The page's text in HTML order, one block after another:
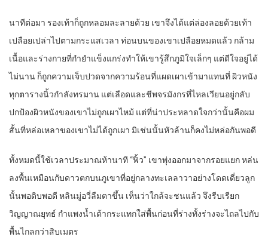
นาทีต่อมา รองเท้าก็ถูกหลอมละลายด้วย เขาจึงได้แต่ล่องลอยด้วยเท้า
เปลือยเปล่าไปตามกระแสเวลา ท่อนบนของเขาเปลือยหมดแล้ว กล้าม
เนื้อและร่างกายที่กำยำแข็งแกร่งทำให้เขารู้สึกภูมิใจเล็กๆ แต่ดีใจอยู่ได้
ไม่นาน ก็ถูกความเจ็บปวดจากความร้อนที่แผดเผาเข้ามาแทนที่ ผิวหนัง
ทุกตารางนิ้วกำลังทรมาน แต่เลือดและชีพจรมังกรที่ไหลเวียนอยู่กลับ
ปกป้องผิวหนังของเขาไม่ถูกเผาไหม้ แต่ที่น่าประหลาดใจกว่านั้นคือผม
สั้นที่หล่อเหลาของเขาไม่ได้ถูกเผา มิเช่นนั้นหัวล้านก็คงไม่หล่อกันพอดี
ทั้งหมดนี้ใช้เวลาประมาณห้านาที “ฟิ้ว” เขาพุ่งออกมาจากรอยแยก หล่น
ลงพื้นเหมือนกับดาวตกบนภูเขาที่อยู่กลางทะเลลาวาอย่างโดดเดี่ยวลูก
นั้นพอดิบพอดี หลินมู่อวี่ลืมตาขึ้น เห็นว่าใกล้จะชนแล้ว จึงรีบเรียก
วิญญาณยุทธ์ กำแพงน้ำเต้ากระแทกใส่พื้นก่อนที่ร่างทั้งร่างจะไถลไปกับ
พื้นไกลกว่าสิบเมตร